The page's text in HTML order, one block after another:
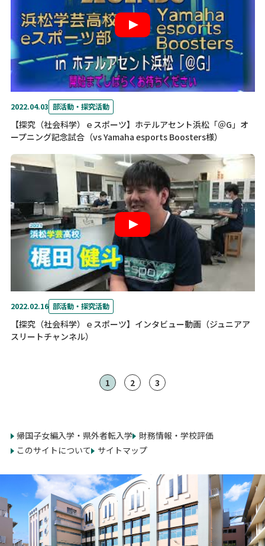
2022.04.03 部活動・探究活動
【探究（社会科学）ｅスポーツ】ホテルアセント浜松「＠G」オ
ープニング記念試合（vs Yamaha esports Boosters様）
2022.02.16 部活動・探究活動
【探究（社会科学）ｅスポーツ】インタビュー動画（ジュニアア
スリートチャンネル）
1 2 3
帰国子女編入学・県外者転入学
財務情報・学校評価
このサイトについて
サイトマップ